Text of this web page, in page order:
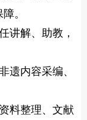
。
讲解、助教，
遗内容采编、
料整理、文献